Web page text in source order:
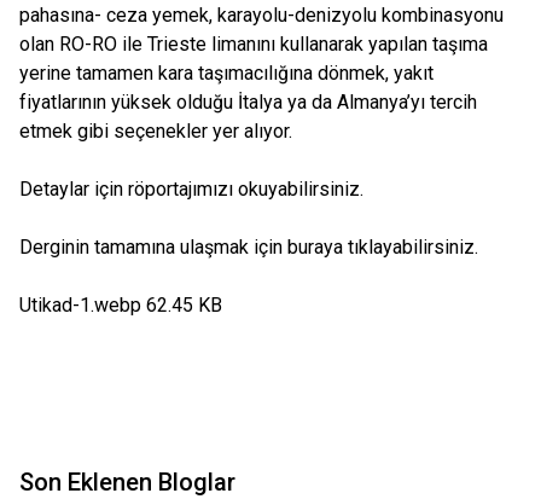
Son Eklenen Bloglar
pahasına- ceza yemek, karayolu-denizyolu kombinasyonu
olan RO-RO ile Trieste limanını kullanarak yapılan taşıma
yerine tamamen kara taşımacılığına dönmek, yakıt
fiyatlarının yüksek olduğu İtalya ya da Almanya’yı tercih
etmek gibi seçenekler yer alıyor.
Detaylar için röportajımızı okuyabilirsiniz.
Derginin tamamına ulaşmak için buraya tıklayabilirsiniz.
Utikad-1.webp 62.45 KB